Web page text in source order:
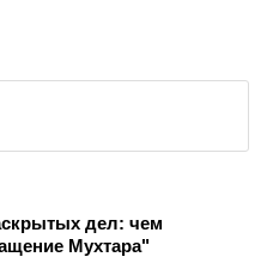
дел: чем
Мухтара"